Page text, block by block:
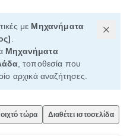
με Μηχανήματα
Μηχανήματα
, τοποθεσία που
αρχικά αναζήτησες.
τώρα Διαθέτει ιστοσελίδα